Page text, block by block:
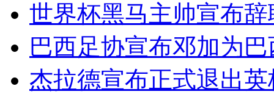
世界杯黑马主帅宣布辞
巴西足协宣布邓加为
杰拉德宣布正式退出